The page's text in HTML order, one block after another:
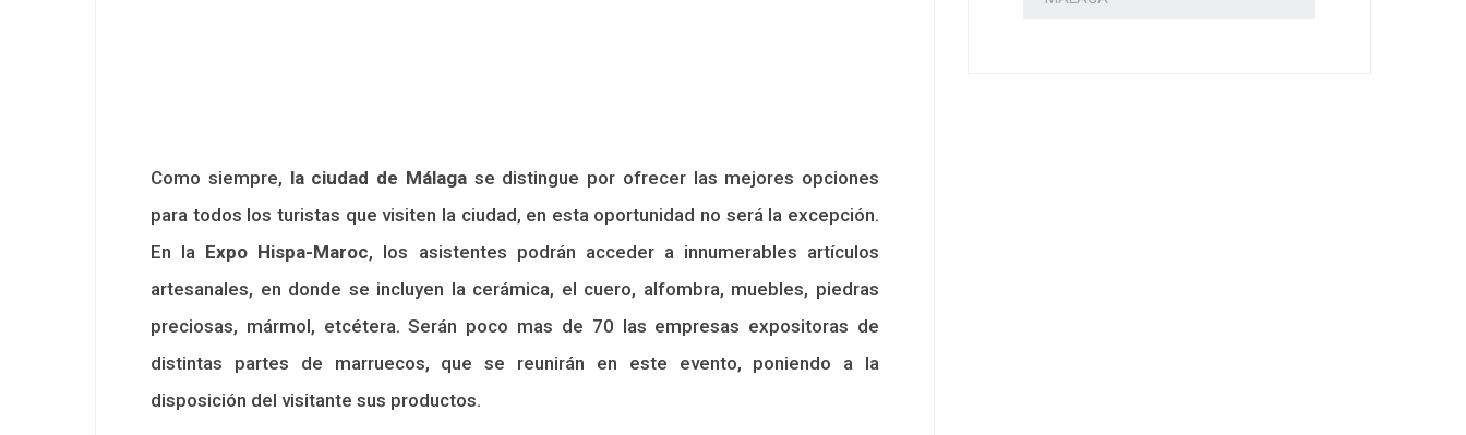
Como siempre, la ciudad de Málagase distingue por ofrecer las mejores opciones
para todos los turistas que visiten la ciudad, en esta oportunidad no será la excepción.
En la Expo Hispa-Maroc, los asistentes podrán acceder a innumerables artículos
artesanales, en donde se incluyen la cerámica, el cuero, alfombra, muebles, piedras
preciosas, mármol, etcétera. Serán poco mas de 70 las empresas expositoras de
distintas partes de marruecos, que se reunirán en este evento, poniendo a la
disposición del visitante sus productos.